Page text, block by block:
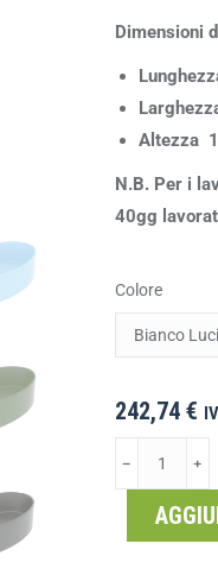
Dimensioni
Altezza
N.B. Per i
40gg
Colore
242,74 €
﹣ ﹢